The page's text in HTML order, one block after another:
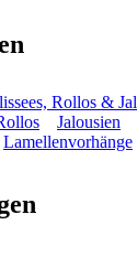
Rollos &
Jalousien
Lamellenvorhänge